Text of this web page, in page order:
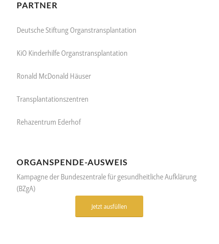
PARTNER
Deutsche Stiftung Organstransplantation
KiO Kinderhilfe Organstransplantation
Ronald McDonald Häuser
Transplantationszentren
Rehazentrum Ederhof
ORGANSPENDE-AUSWEIS
Kampagne der Bundeszentrale für gesundheitliche Aufklärung
(BZgA)
Jetzt ausfüllen